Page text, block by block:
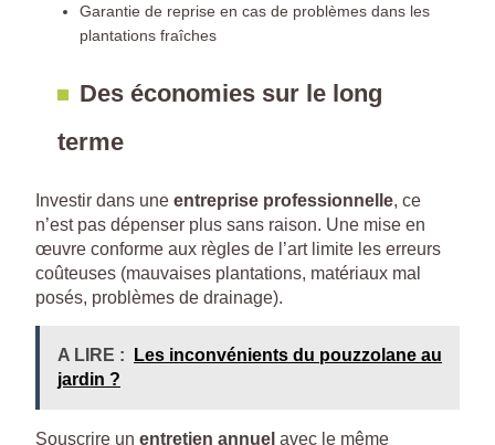
Garantie de reprise en cas de problèmes dans les
plantations fraîches
Des économies sur le long
terme
Investir dans une entreprise professionnelle, ce
n’est pas dépenser plus sans raison. Une mise en
œuvre conforme aux règles de l’art limite les erreurs
coûteuses (mauvaises plantations, matériaux mal
posés, problèmes de drainage).
A LIRE :
Les inconvénients du pouzzolane au
jardin ?
Souscrire un entretien annuel avec le même